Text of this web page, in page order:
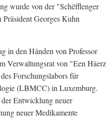
wurde von der "Schëfflenger
Georges Kuhn
in den Händen von Professor
Verwaltungsrat von "Een Häerz
Forschungslabors für
(LBMCC) in Luxemburg.
Entwicklung neuer
neuer Medikamente